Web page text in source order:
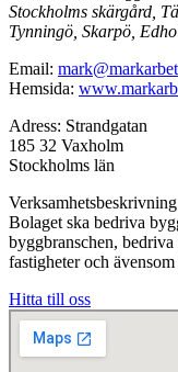
Stockholms skärgård,
Tynningö, Skarpö,
Email:
Hemsida:
Adress: Strandgatan
185 32 Vaxholm
Stockholms län
Verksamhetsbeskrivning
Bolaget ska bedriva
byggbranschen,
fastigheter och
Hitta till oss